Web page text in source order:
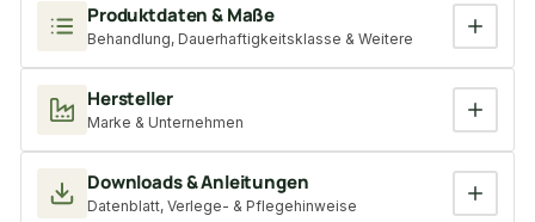
Produktdaten & Maße
Behandlung, Dauerhaftigkeitsklasse & Weitere
Hersteller
Marke & Unternehmen
Downloads & Anleitungen
Datenblatt, Verlege- & Pflegehinweise